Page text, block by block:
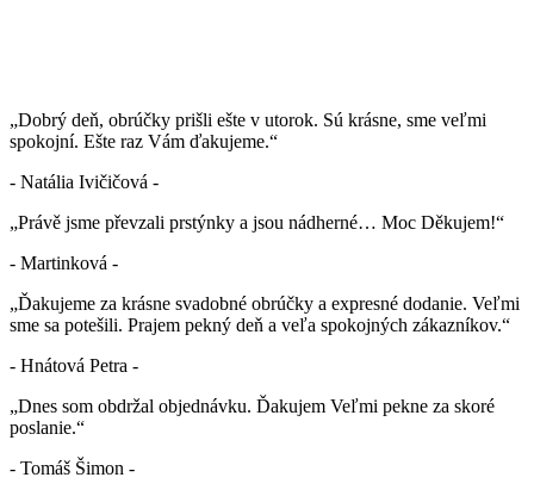
„Dobrý deň, obrúčky prišli ešte v utorok. Sú krásne, sme veľmi
spokojní. Ešte raz Vám ďakujeme.“
- Natália Ivičičová -
„Právě jsme převzali prstýnky a jsou nádherné… Moc Děkujem!“
- Martinková -
„Ďakujeme za krásne svadobné obrúčky a expresné dodanie. Veľmi
sme sa potešili. Prajem pekný deň a veľa spokojných zákazníkov.“
- Hnátová Petra -
„Dnes som obdržal objednávku. Ďakujem Veľmi pekne za skoré
poslanie.“
- Tomáš Šimon -